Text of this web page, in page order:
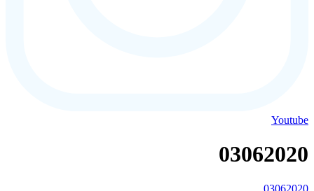
Youtube
03062020
03062020